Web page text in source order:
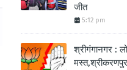
जीत
5:12 pm
श्रीगंगानगर :